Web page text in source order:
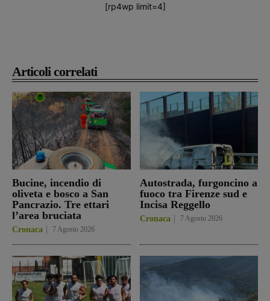
Articoli correlati
Bucine, incendio di
oliveta e bosco a San
Pancrazio. Tre ettari
l’area bruciata
Cronaca 7 Agosto 2026
Autostrada, furgoncino a
fuoco tra Firenze sud e
Incisa Reggello
Cronaca 7 Agosto 2026
[rp4wp limit=4]